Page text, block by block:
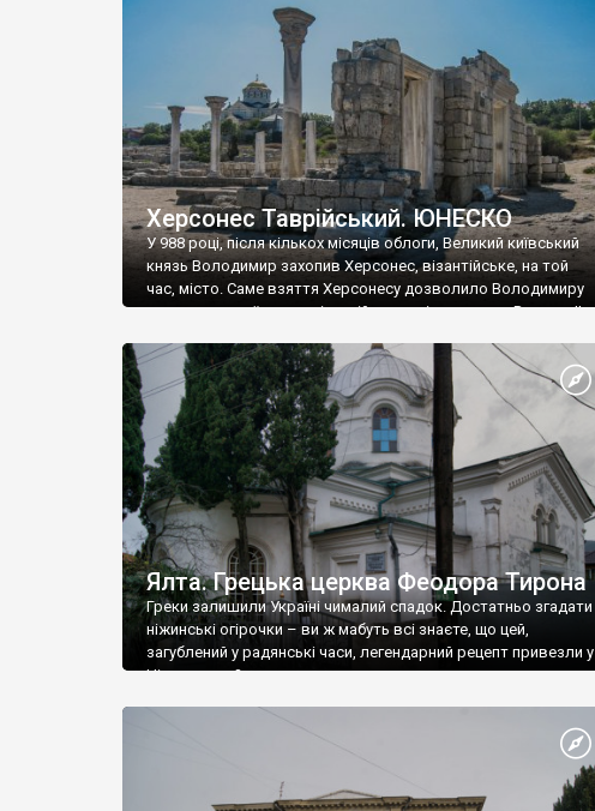
візантійської доби. Раритети викрадені з фондів об’єкту
культурної спадщини ЮНЕСКО «Херсонеса Таврійського».
Офіційно – на виставку «Золото Візантії», але експерти та
влада в Україні вважають це лише […]
Херсонес Таврійський. ЮНЕСКО
У 988 році, після кількох місяців облоги, Великий київський
князь Володимир захопив Херсонес, візантійське, на той
час, місто. Саме взяття Херсонесу дозволило Володимиру
диктувати свої умови візантійському імператору Василю ІІ,
Херсонесі Володимир-язичник, став Василем-
християнином. А потім було Хрещення Русі. На честь
Херсонесу Таврійського названо місто […]
Ялта. Грецька церква Феодора Тирона
Греки залишили Україні чималий спадок. Достатньо згадати
ніжинські огірочки – ви ж мабуть всі знаєте, що цей,
загублений у радянські часи, легендарний рецепт привезли у
Ніжин греки?